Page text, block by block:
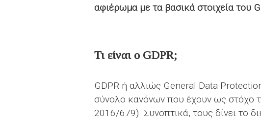
αφιέρωμα με τα βασικά στοιχεία του
Τι είναι ο GDPR;
GDPR ή αλλιώς General Data
σύνολο κανόνων που έχουν ως στόχο
2016/679). Συνοπτικά, τους δίνει το